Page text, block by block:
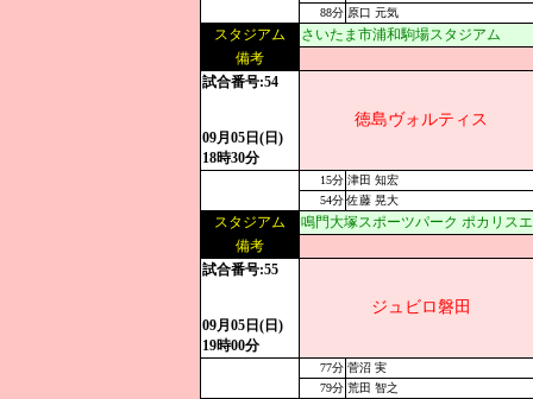
88分 原口 元気
スタジアム
さいたま市浦和駒場スタジアム
備考
試合番号:54
09月05日(日)
18時30分
徳島ヴォルティス
15分 津田 知宏
54分 佐藤 晃大
スタジアム
鳴門大塚スポーツパーク ポカリス
備考
試合番号:55
09月05日(日)
19時00分
ジュビロ磐田
77分 菅沼 実
79分 荒田 智之